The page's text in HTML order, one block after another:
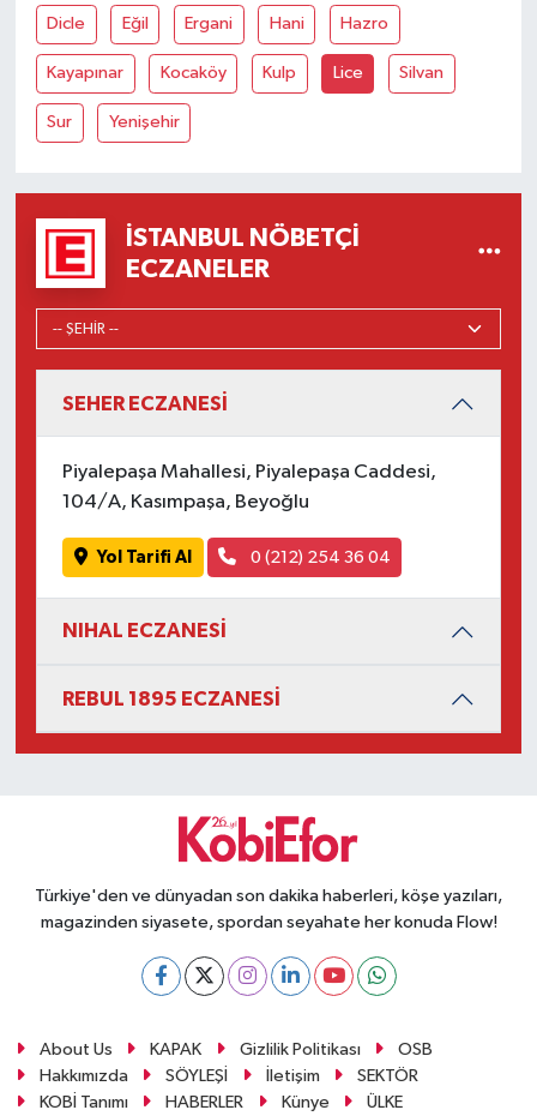
Dicle Eğil Ergani Hani Hazro
Kayapınar Kocaköy Kulp Lice Silvan
Sur Yenişehir
İSTANBUL NÖBETÇI
ECZANELER
SEHER ECZANESİ
Piyalepaşa Mahallesi, Piyalepaşa Caddesi,
104/A, Kasımpaşa, Beyoğlu
Yol Tarifi Al 0 (212) 254 36 04
NIHAL ECZANESİ
REBUL 1895 ECZANESİ
Türkiye'den ve dünyadan son dakika haberleri, köşe yazıları,
magazinden siyasete, spordan seyahate her konuda Flow!
About Us KAPAK Gizlilik Politikası
OSB
Hakkımızda
SÖYLEŞİ İletişim
SEKTÖR
KOBİ Tanımı
HABERLER Künye ÜLKE